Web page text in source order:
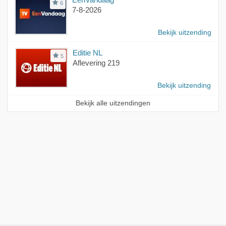
6
7-8-2026
Bekijk uitzending
5
Editie NL
Aflevering 219
Bekijk uitzending
Bekijk alle uitzendingen